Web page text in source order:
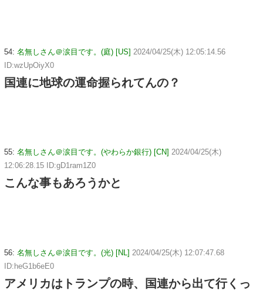
54: 名無しさん＠涙目です。(庭) [US] 2024/04/25(木) 12:05:14.56
ID:wzUpOiyX0
国連に地球の運命握られてんの？
55: 名無しさん＠涙目です。(やわらか銀行) [CN] 2024/04/25(木)
12:06:28.15 ID:gD1ram1Z0
こんな事もあろうかと
56: 名無しさん＠涙目です。(光) [NL] 2024/04/25(木) 12:07:47.68
ID:heG1b6eE0
アメリカはトランプの時、国連から出て行くっ